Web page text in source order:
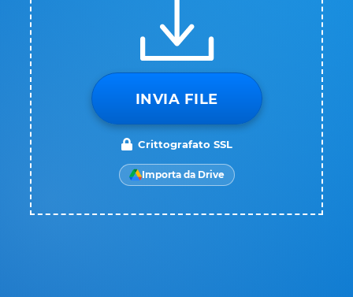
INVIA FILE
Crittografato SSL
Importa da Drive